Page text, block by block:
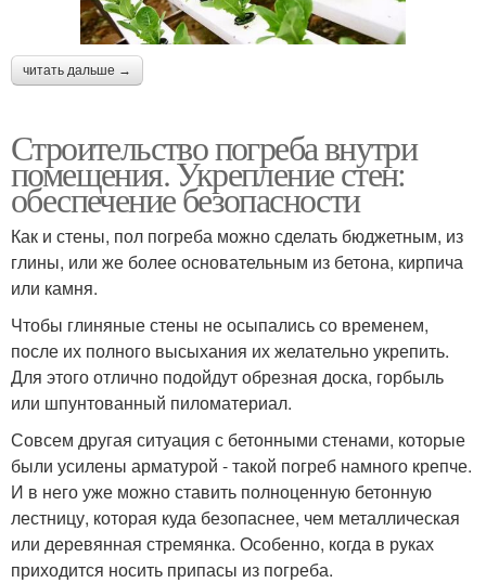
читать дальше →
Строительство погреба внутри
помещения. Укрепление стен:
обеспечение безопасности
Как и стены, пол погреба можно сделать бюджетным, из
глины, или же более основательным из бетона, кирпича
или камня.
Чтобы глиняные стены не осыпались со временем,
после их полного высыхания их желательно укрепить.
Для этого отлично подойдут обрезная доска, горбыль
или шпунтованный пиломатериал.
Совсем другая ситуация с бетонными стенами, которые
были усилены арматурой - такой погреб намного крепче.
И в него уже можно ставить полноценную бетонную
лестницу, которая куда безопаснее, чем металлическая
или деревянная стремянка. Особенно, когда в руках
приходится носить припасы из погреба.